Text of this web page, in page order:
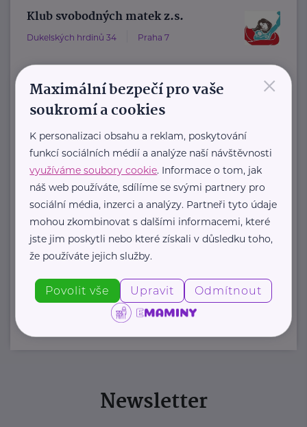
Klub svobodných matek z.s.
Dukelských hrdinů 34 Praha 7
"Pomáháme rodičům a jejich dětem."
Rodinám samoživitelů z celé ČR
poskytujeme finanční, materiální,
odbornou právní ...
https://www.klubsvobodnychmatek.cz/
+420 800 995 511
info@klubsvobodnychmatek.cz
Newsletter
×
Maximální bezpečí pro vaše
soukromí a cookies
K personalizaci obsahu a reklam, poskytování
funkcí sociálních médií a analýze naší návštěvnosti
využíváme soubory cookie. Informace o tom, jak
náš web používáte, sdílíme se svými partnery pro
sociální média, inzerci a analýzy. Partneři tyto údaje
mohou zkombinovat s dalšími informacemi, které
jste jim poskytli nebo které získali v důsledku toho,
že používáte jejich služby.
Povolit vše Upravit Odmítnout